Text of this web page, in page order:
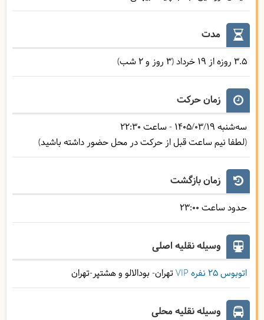
مدت
3.5 روزه از 19 خرداد (3 روز و 2 شب)
زمان حرکت
سه‌شنبه 1405/03/19 - ساعت 22:30
(لطفا نیم ساعت قبل از حرکت در محل حضور داشته باشید)
زمان بازگشت
حدود ساعت 23:00
وسیله نقلیه اصلی
اتوبوس ۲۵ نفره VIP تهران- بودالالو و هشتپر-تهران
وسیله نقلیه محلی